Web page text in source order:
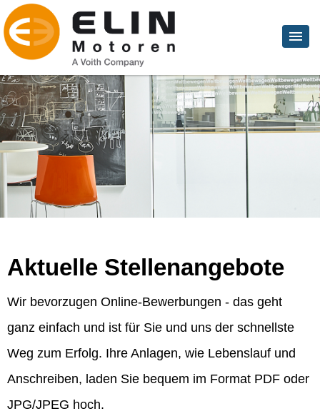
Aktuelle Stellenangebote
Wir bevorzugen Online-Bewerbungen - das geht
ganz einfach und ist für Sie und uns der schnellste
Weg zum Erfolg. Ihre Anlagen, wie Lebenslauf und
Anschreiben, laden Sie bequem im Format PDF oder
JPG/JPEG hoch.